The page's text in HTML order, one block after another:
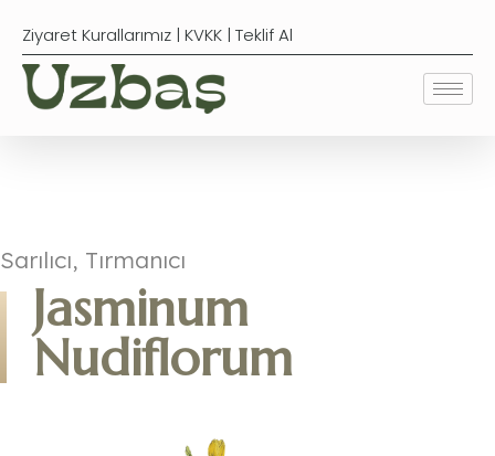
Ziyaret Kurallarımız | KVKK | Teklif Al
Sarılıcı, Tırmanıcı
Jasminum
Nudiflorum